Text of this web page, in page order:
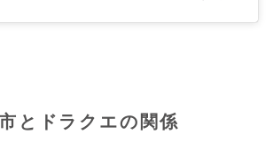
とドラクエの関係